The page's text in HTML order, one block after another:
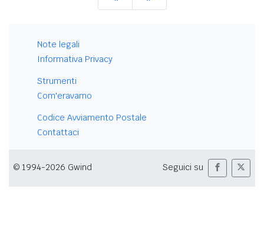
Note legali
Informativa Privacy
Strumenti
Com'eravamo
Codice Avviamento Postale
Contattaci
© 1994-2026 Gwind Seguici su